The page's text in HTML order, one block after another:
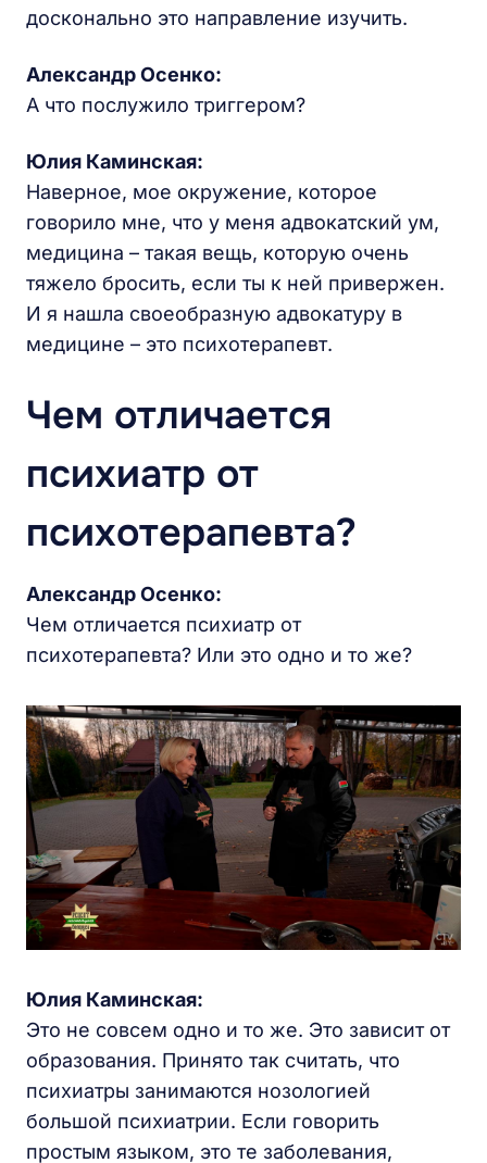
досконально это направление изучить.
Александр Осенко:
А что послужило триггером?
Юлия Каминская:
Наверное, мое окружение, которое
говорило мне, что у меня адвокатский ум,
медицина – такая вещь, которую очень
тяжело бросить, если ты к ней привержен.
И я нашла своеобразную адвокатуру в
медицине – это психотерапевт.
Чем отличается
психиатр от
психотерапевта?
Александр Осенко:
Чем отличается психиатр от
психотерапевта? Или это одно и то же?
Юлия Каминская:
Это не совсем одно и то же. Это зависит от
образования. Принято так считать, что
психиатры занимаются нозологией
большой психиатрии. Если говорить
простым языком, это те заболевания,